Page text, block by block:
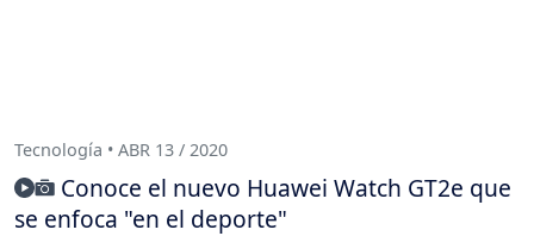
Tecnología • ABR 13 / 2020
Conoce el nuevo Huawei Watch GT2e que
se enfoca "en el deporte"